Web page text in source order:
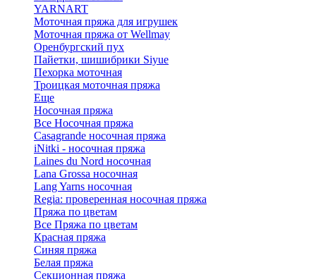
YARNART
Моточная пряжа для игрушек
Моточная пряжа от Wellmay
Оренбургский пух
Пайетки, шишибрики Siyue
Пехорка моточная
Троицкая моточная пряжа
Еще
Носочная пряжа
Все Носочная пряжа
Casagrande носочная пряжа
iNitki - носочная пряжа
Laines du Nord носочная
Lana Grossa носочная
Lang Yarns носочная
Regia: проверенная носочная пряжа
Пряжа по цветам
Все Пряжа по цветам
Красная пряжа
Синяя пряжа
Белая пряжа
Секционная пряжа